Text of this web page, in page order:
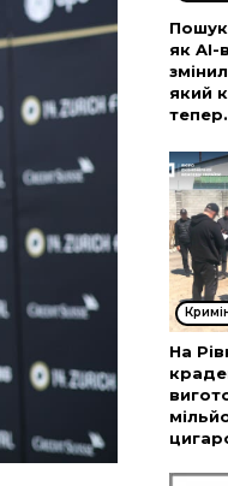
Пошук
як AI-
який
На